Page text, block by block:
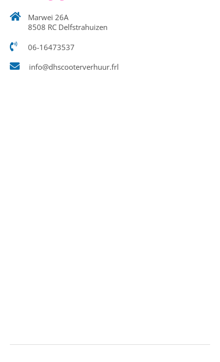
Marwei 26A
8508 RC Delfstrahuizen
06-16473537
info@dhscooterverhuur.frl